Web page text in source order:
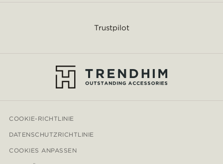
Trustpilot
COOKIE-RICHTLINIE
DATENSCHUTZRICHTLINIE
COOKIES ANPASSEN